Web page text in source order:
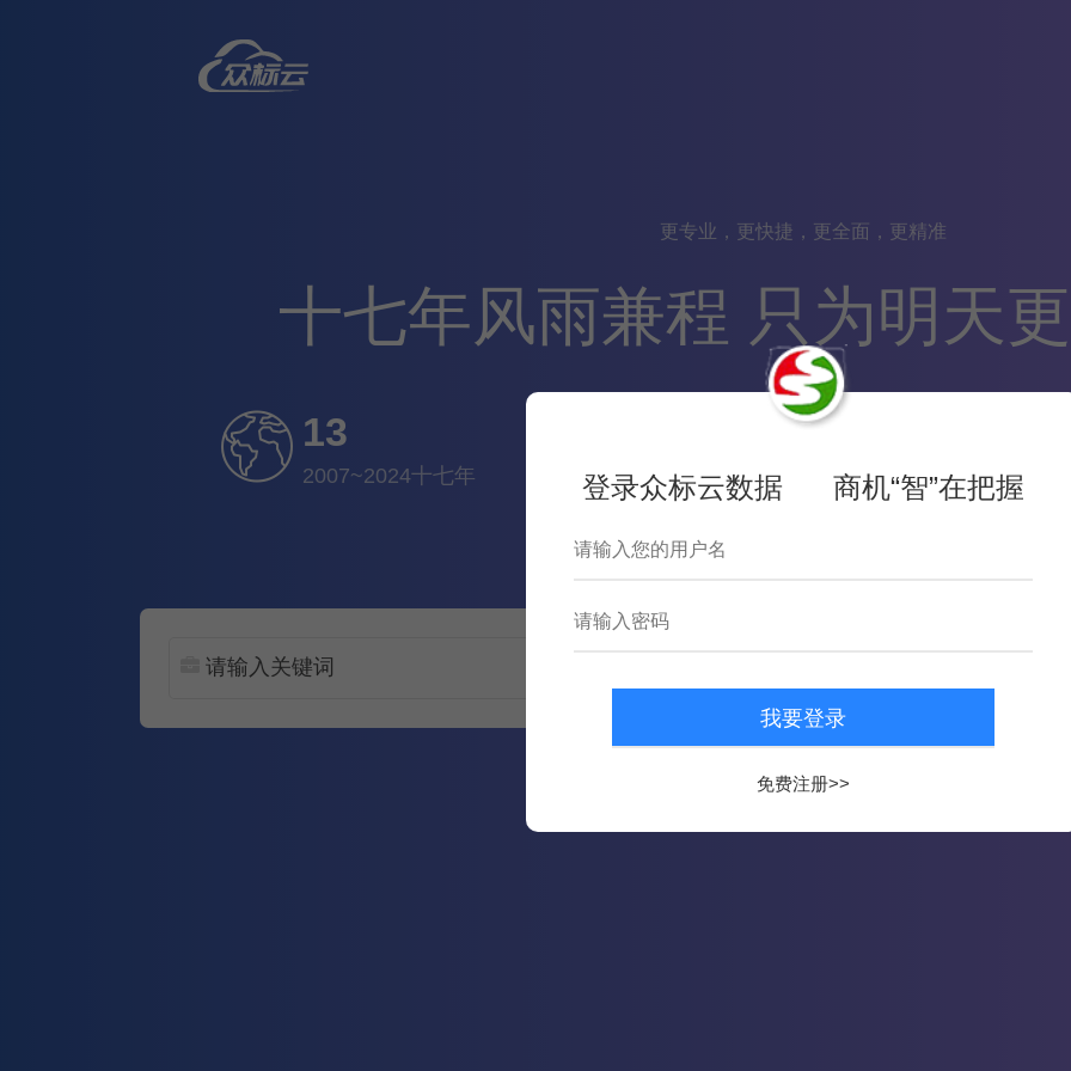
更专业，更快捷，更全面，更精准
十七年风雨兼程 只为明天
13
2007~2024十七年
750,319
数据
登录众标云数据 商机“智”在把握
免费注册>>